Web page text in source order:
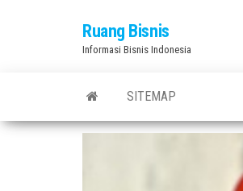
Ruang Bisnis
Informasi Bisnis Indonesia
SITEMAP